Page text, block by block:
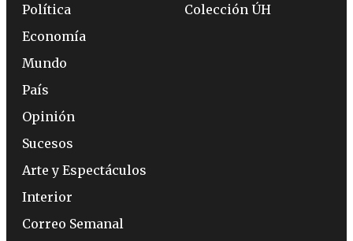
Política
Economía
Mundo
País
Opinión
Sucesos
Arte y Espectáculos
Interior
Correo Semanal
Colección ÚH